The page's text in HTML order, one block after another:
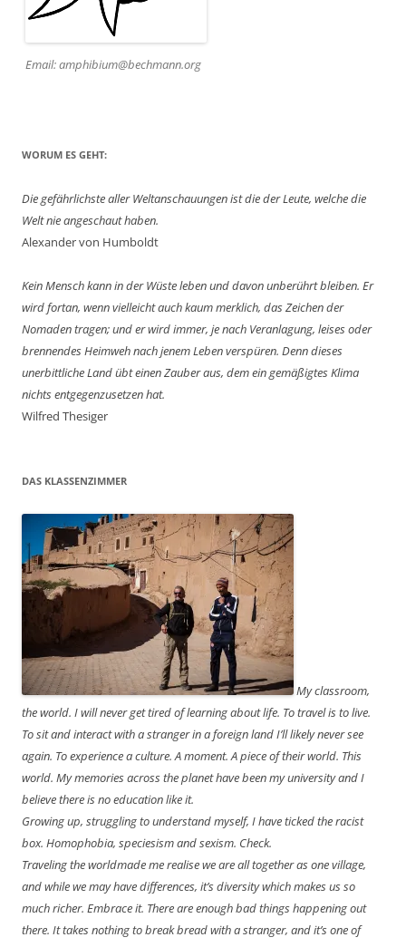
Email: amphibium@bechmann.org
WORUM ES GEHT:
Die gefährlichste aller Weltanschauungen ist die der Leute, welche die
Welt nie angeschaut haben.
Alexander von Humboldt
Kein Mensch kann in der Wüste leben und davon unberührt bleiben. Er
wird fortan, wenn vielleicht auch kaum merklich, das Zeichen der
Nomaden tragen; und er wird immer, je nach Veranlagung, leises oder
brennendes Heimweh nach jenem Leben verspüren. Denn dieses
unerbittliche Land übt einen Zauber aus, dem ein gemäßigtes Klima
nichts entgegenzusetzen hat.
Wilfred Thesiger
DAS KLASSENZIMMER
My classroom,
the world. I will never get tired of learning about life. To travel is to live.
To sit and interact with a stranger in a foreign land I’ll likely never see
again. To experience a culture. A moment. A piece of their world. This
world. My memories across the planet have been my university and I
believe there is no education like it.
Growing up, struggling to understand myself, I have ticked the racist
box. Homophobia, speciesism and sexism. Check.
Traveling the worldmade me realise we are all together as one village,
and while we may have differences, it’s diversity which makes us so
much richer. Embrace it. There are enough bad things happening out
there. It takes nothing to break bread with a stranger, and it’s one of